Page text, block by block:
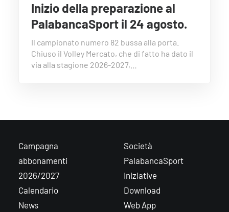
Inizio della preparazione al
PalabancaSport il 24 agosto.
Il campionato numero 82 bussa alla porta.
Chiuso il Volley Mercato, che di fatto ha dato il
via alla stagione 2026-2027,…
Campagna
abbonamenti
2026/2027
Calendario
News
Società
PalabancaSport
Iniziative
Download
Web App